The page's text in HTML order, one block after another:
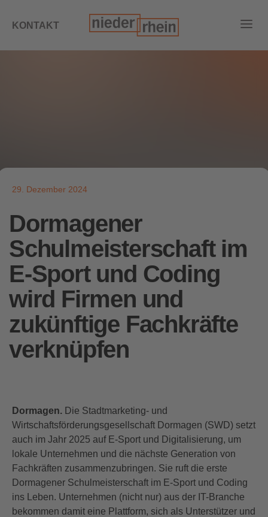
KONTAKT
29. Dezember 2024
Dormagener
Schulmeisterschaft im
E-Sport und Coding
wird Firmen und
zukünftige Fachkräfte
verknüpfen
Dormagen. Die Stadtmarketing- und
Wirtschaftsförderungsgesellschaft Dormagen (SWD) setzt
auch im Jahr 2025 auf E-Sport und Digitalisierung, um
lokale Unternehmen und die nächste Generation von
Fachkräften zusammenzubringen. Sie ruft die erste
Dormagener Schulmeisterschaft im E-Sport und Coding
ins Leben. Unternehmen (nicht nur) aus der IT-Branche
bekommen damit eine Plattform, sich als Unterstützer und